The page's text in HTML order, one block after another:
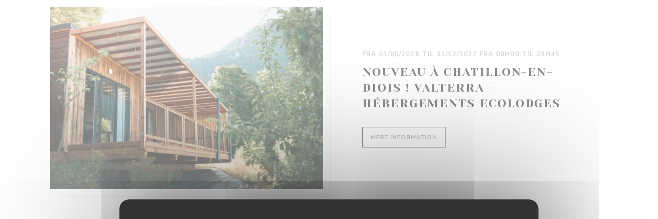
FRA 01/05/2026 TIL 31/12/2027 FRA 00H00 TIL 23H45
NOUVEAU À CHATILLON-EN-
DIOIS ! VALTERRA -
HÉBERGEMENTS ECOLODGES
MERE INFORMATION